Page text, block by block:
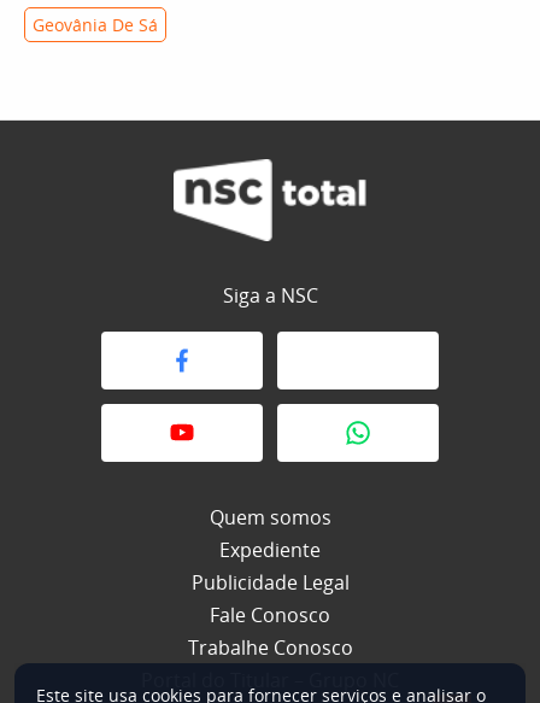
Geovânia De Sá
Siga a NSC
Quem somos
Expediente
Publicidade Legal
Fale Conosco
Trabalhe Conosco
Este site usa cookies para fornecer serviços e analisar o